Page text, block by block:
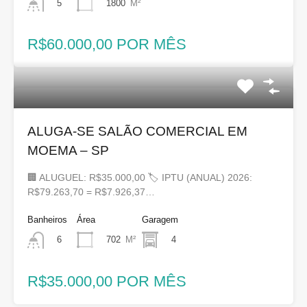
5 1800 M²
R$60.000,00 POR MÊS
ALUGA-SE SALÃO COMERCIAL EM
MOEMA – SP
🏢 ALUGUEL: R$35.000,00 🏷 IPTU (ANUAL) 2026:
R$79.263,70 = R$7.926,37…
Banheiros
6
Área
702 M²
Garagem
4
R$35.000,00 POR MÊS